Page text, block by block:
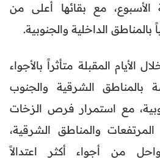
الأسبوع، مع بقائها أعلى من
بالمناطق الداخلية والجنوبية.
المقبلة متأثراً بالأجواء
بالمناطق الشرقية والجنوب
مع استمرار فرص الزخات
والمناطق الشرقية،
من أجواء أكثر اعتدالاً